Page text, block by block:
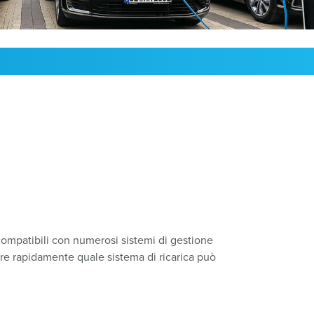
con numerosi sistemi di gestione
rapidamente quale sistema di ricarica può